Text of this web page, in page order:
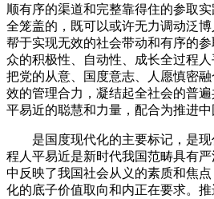
顺有序的渠道和完整靠得住的参取实
全笼盖的，既可以或许无力调动泛
帮于实现无效的社会带动和有序的
众的积极性、自动性、成长全过程
把党的从意、国度意志、人愿慎密
效的管理合力，凝结起全社会的普
平易近的聪慧和力量，配合为推进中
是国度现代化的主要标记，是现
程人平易近是新时代我国范畴具有
中反映了我国社会从义的素质和焦
化的底子价值取向和内正在要求。